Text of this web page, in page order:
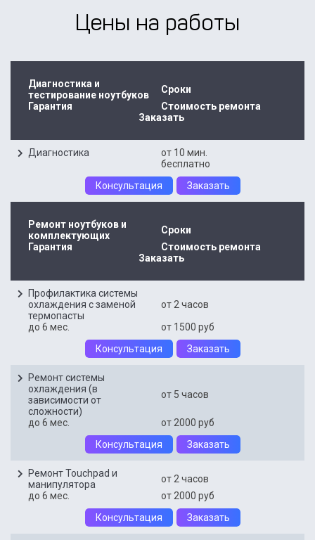
Цены на работы
Диагностика и
тестирование ноутбуков
Сроки
Гарантия
Стоимость ремонта
Заказать
Диагностика
от 10 мин.
бесплатно
Консультация
Заказать
Ремонт ноутбуков и
комплектующих
Сроки
Гарантия
Стоимость ремонта
Заказать
Профилактика системы
охлаждения с заменой
термопасты
от 2 часов
до 6 мес.
от 1500 руб
Консультация
Заказать
Ремонт системы
охлаждения (в
зависимости от
сложности)
от 5 часов
до 6 мес.
от 2000 руб
Консультация
Заказать
Ремонт Touchpad и
манипулятора
от 2 часов
до 6 мес.
от 2000 руб
Консультация
Заказать